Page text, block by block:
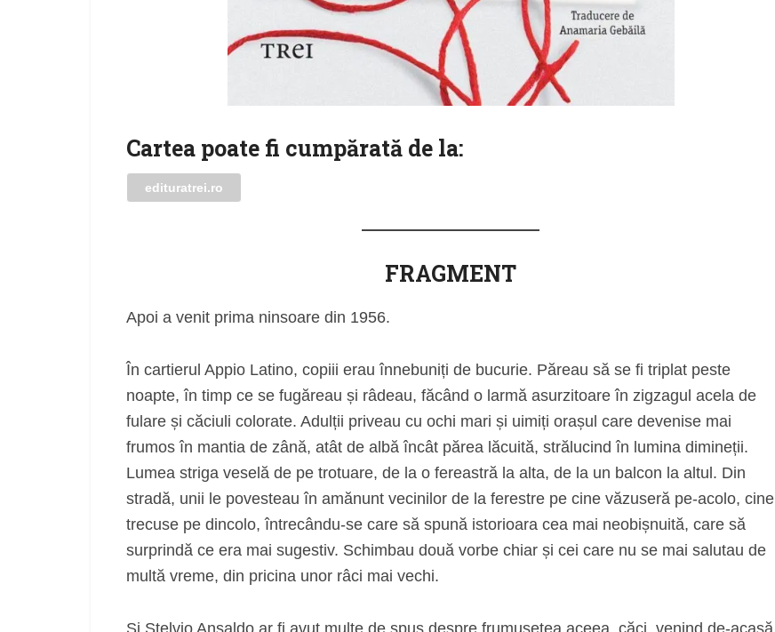
Cartea poate fi cumpărată de la:
edituratrei.ro
FRAGMENT
Apoi a venit prima ninsoare din 1956.
În cartierul Appio Latino, copiii erau înnebuniți de bucurie. Păreau să se fi triplat peste
noapte, în timp ce se fugăreau și râdeau, făcând o larmă asurzitoare în zigzagul acela de
fulare și căciuli colorate. Adulții priveau cu ochi mari și uimiți orașul care devenise mai
frumos în mantia de zână, atât de albă încât părea lăcuită, strălucind în lumina dimineții.
Lumea striga veselă de pe trotuare, de la o fereastră la alta, de la un balcon la altul. Din
stradă, unii le povesteau în amănunt vecinilor de la ferestre pe cine văzuseră pe‑acolo, cine
trecuse pe dincolo, între­cându‑se care să spună istorioara cea mai neobișnuită, care să
surprindă ce era mai sugestiv. Schimbau două vorbe chiar și cei care nu se mai salutau de
multă vreme, din pricina unor râci mai vechi.
Și Stelvio Ansaldo ar fi avut multe de spus despre frumusețea aceea, căci, venind de‑acasă